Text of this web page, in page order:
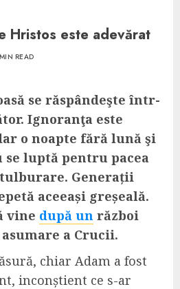
Hristos este adevărat
READ
se răspândeşte într-
Ignoranţa este
o noapte fără lună şi
se luptă pentru pacea
Generații
aceeași greșeală.
vine după un război
a Crucii.
chiar Adam a fost
inconștient ce s-ar